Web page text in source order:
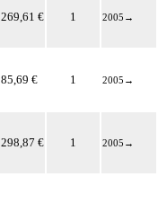
269,61 € 1 2005 →
85,69 € 1 2005 →
298,87 € 1 2005 →